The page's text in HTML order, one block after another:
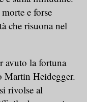
e forse
che risuona nel
avuto la fortuna
Martin Heidegger.
rivolse al